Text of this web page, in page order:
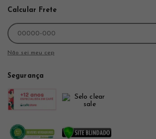
Calcular Frete
Não sei meu cep
Segurança